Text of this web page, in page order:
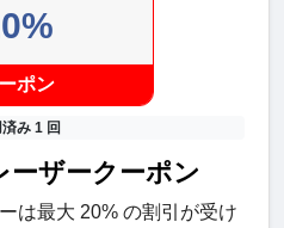
ポン
み 1 回
ーザークーポン
は最大 20% の割引が受け